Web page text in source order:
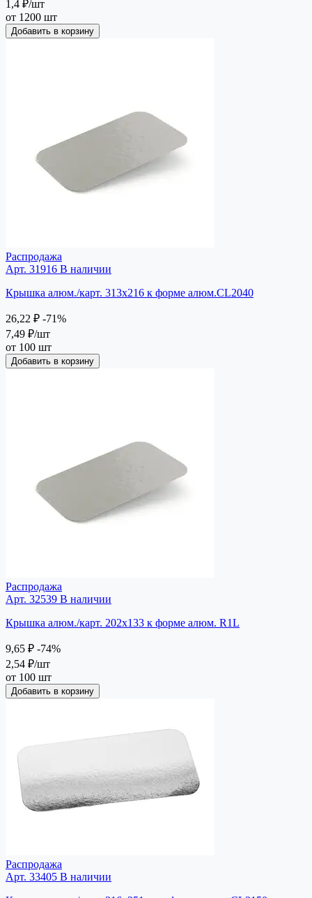
1,4 ₽/шт
от 1200 шт
Добавить в корзину
Распродажа
Арт. 31916 В наличии
Крышка алюм./карт. 313х216 к форме алюм.CL2040
26,22 ₽ -71%
7,49 ₽/шт
от 100 шт
Добавить в корзину
Распродажа
Арт. 32539 В наличии
Крышка алюм./карт. 202х133 к форме алюм. R1L
9,65 ₽ -74%
2,54 ₽/шт
от 100 шт
Добавить в корзину
Распродажа
Арт. 33405 В наличии